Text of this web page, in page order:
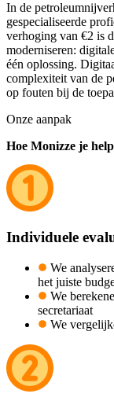
In de
gespecialiseerde
verhoging van €2 is
moderniseren:
één oplossing.
complexiteit van de
op fouten bij de
Onze aanpak
Hoe Monizze je
Individuele
We
het juiste
We
secretariaat
We